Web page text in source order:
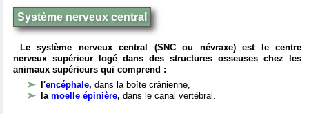
Système nerveux central
Le système nerveux central (SNC ou névraxe) est le centre
nerveux supérieur logé dans des structures osseuses chez les
animaux supérieurs qui comprend :
l'encéphale, dans la boîte crânienne,
la moelle épinière, dans le canal vertébral.